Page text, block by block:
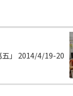
五」 2014/4/19-20